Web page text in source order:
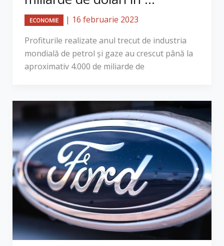
ECONOMIE | 16 februarie 2023
Profiturile realizate anul trecut de industria
mondială de petrol şi gaze au crescut până la
aproximativ 4.000 de miliarde de